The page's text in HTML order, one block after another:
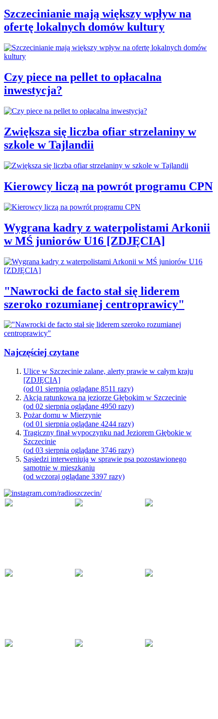
Szczecinianie mają większy wpływ na
ofertę lokalnych domów kultury
Czy piece na pellet to opłacalna
inwestycja?
Zwiększa się liczba ofiar strzelaniny w
szkole w Tajlandii
Kierowcy liczą na powrót programu CPN
Wygrana kadry z waterpolistami Arkonii
w MŚ juniorów U16 [ZDJĘCIA]
"Nawrocki de facto stał się liderem
szeroko rozumianej centroprawicy"
Najczęściej czytane
Ulice w Szczecinie zalane, alerty prawie w całym kraju
[ZDJĘCIA]
(od 01 sierpnia oglądane 8511 razy)
Akcja ratunkowa na jeziorze Głębokim w Szczecinie
(od 02 sierpnia oglądane 4950 razy)
Pożar domu w Mierzynie
(od 01 sierpnia oglądane 4244 razy)
Tragiczny finał wypoczynku nad Jeziorem Głębokie w
Szczecinie
(od 03 sierpnia oglądane 3746 razy)
Sąsiedzi interweniują w sprawie psa pozostawionego
samotnie w mieszkaniu
(od wczoraj oglądane 3397 razy)